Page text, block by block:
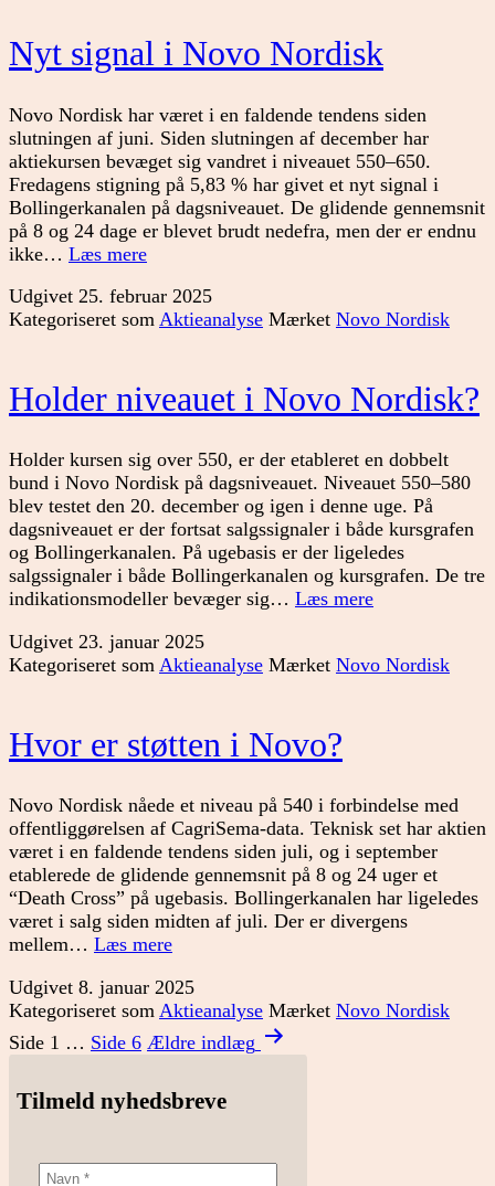
Nyt signal i Novo Nordisk
Novo Nordisk har været i en faldende tendens siden
slutningen af juni. Siden slutningen af december har
aktiekursen bevæget sig vandret i niveauet 550–650.
Fredagens stigning på 5,83 % har givet et nyt signal i
Bollingerkanalen på dagsniveauet. De glidende gennemsnit
på 8 og 24 dage er blevet brudt nedefra, men der er endnu
ikke… Læs mereNyt
i
Novo
Udgivet 25. februar 2025
Kategoriseret som Aktieanalyse Mærket Novo Nordisk
Holder niveauet i Novo Nordisk?
Holder kursen sig over 550, er der etableret en dobbelt
bund i Novo Nordisk på dagsniveauet. Niveauet 550–580
blev testet den 20. december og igen i denne uge. På
dagsniveauet er der fortsat salgssignaler i både kursgrafen
og Bollingerkanalen. På ugebasis er der ligeledes
salgssignaler i både Bollingerkanalen og kursgrafen. De tre
indikationsmodeller bevæger sig… Læs mereHolder
Novo
Udgivet 23. januar 2025
Kategoriseret som Aktieanalyse Mærket Novo Nordisk
Hvor er støtten i Novo?
Novo Nordisk nåede et niveau på 540 i forbindelse med
offentliggørelsen af CagriSema-data. Teknisk set har aktien
været i en faldende tendens siden juli, og i september
etablerede de glidende gennemsnit på 8 og 24 uger et
“Death Cross” på ugebasis. Bollingerkanalen har ligeledes
været i salg siden midten af juli. Der er divergens
mellem… Læs mereHvor
støtten
i
Novo?
Udgivet 8. januar 2025
Kategoriseret som Aktieanalyse Mærket Novo Nordisk
Indlægsinddeling
Side 1 … Side 6 Ældre indlæg
Tilmeld nyhedsbreve